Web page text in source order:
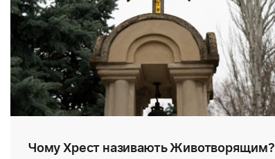
Чому Хрест називають Животворящим?